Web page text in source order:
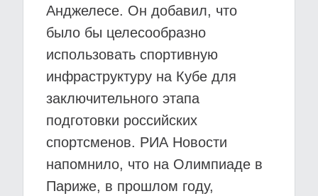
Анджелесе. Он добавил, что
было бы целесообразно
использовать спортивную
инфраструктуру на Кубе для
заключительного этапа
подготовки российских
спортсменов. РИА Новости
напомнило, что на Олимпиаде в
Париже, в прошлом году,